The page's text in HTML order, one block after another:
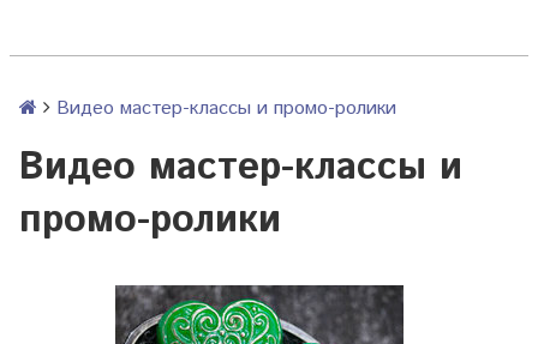
Видео мастер-классы и промо-ролики
Видео мастер-классы и
промо-ролики